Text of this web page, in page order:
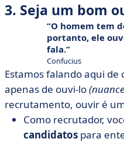
3. Seja um bom
O homem tem
portanto, ele
fala.
Confucius
Estamos falando aqui
apenas de ouvi-lo(nuance
recrutamento, ouvir é
Como recrutador,
candidatos para